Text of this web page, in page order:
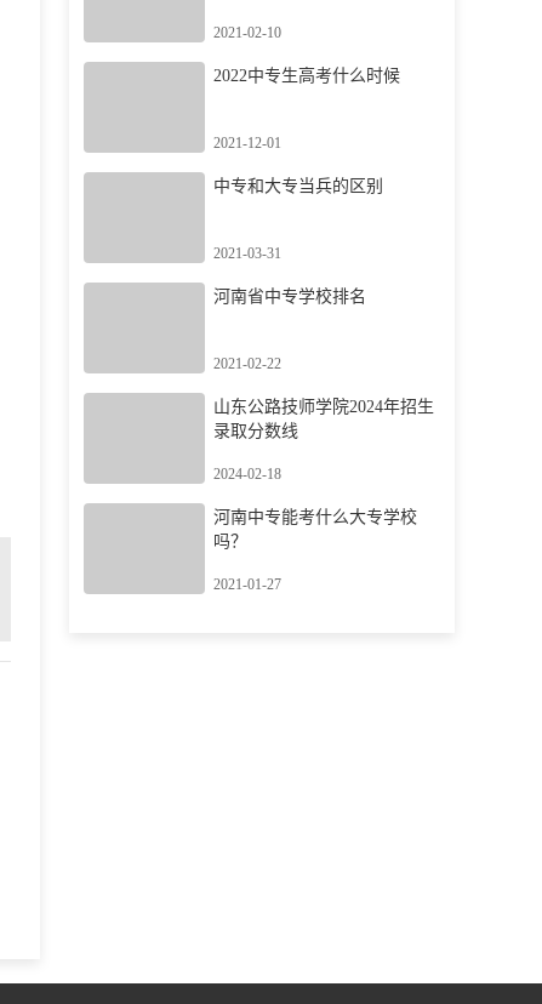
2021-02-10
2022中专生高考什么时候
2021-12-01
中专和大专当兵的区别
2021-03-31
河南省中专学校排名
2021-02-22
山东公路技师学院2024年招生
录取分数线
2024-02-18
河南中专能考什么大专学校
吗？
2021-01-27